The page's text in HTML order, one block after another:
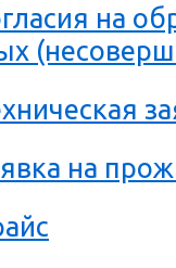
на
на